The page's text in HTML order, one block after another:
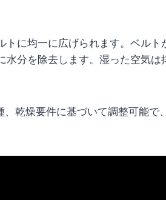
トに均一に広げられます。ベルト
水分を除去します。湿った空気は
乾燥要件に基づいて調整可能で、